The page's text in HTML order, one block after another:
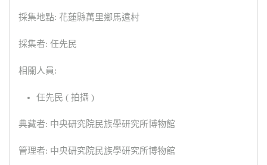
採集地點: 花蓮縣萬里鄉馬遠村
採集者: 任先民
相關人員:
任先民 ( 拍攝 )
典藏者: 中央研究院民族學研究所博物館
管理者: 中央研究院民族學研究所博物館